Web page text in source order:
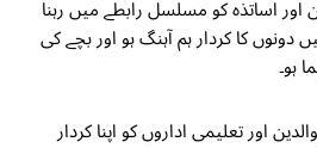
اساتذہ کو مسلسل رابطے میں رہنا
دونوں کا کردار ہم آہنگ ہو اور بچے کی
ہو۔
اور تعلیمی اداروں کو اپنا کردار